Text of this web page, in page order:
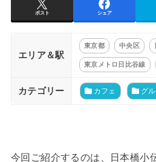
ポスト シェア
エリア＆駅
東京都 中央区
東京メトロ日比谷線
カテゴリー カフェ グ
今回ご紹介するのは、日本橋小